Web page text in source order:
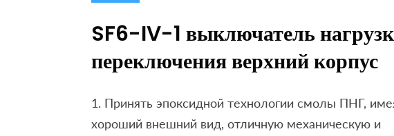
SF6-IV-1 выключатель
переключения верхний корпус
1. Принять эпоксидной технологии смолы ПНГ,
хороший внешний вид, отличную механическую и